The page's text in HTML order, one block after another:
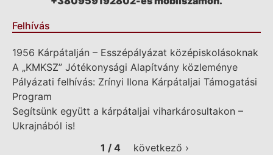
Felhívás
1956 Kárpátalján – Esszépályázat középiskolásoknak
A „KMKSZ” Jótékonysági Alapítvány közleménye
Pályázati felhívás: Zrínyi Ilona Kárpátaljai Támogatási
Program
Segítsünk együtt a kárpátaljai viharkárosultakon –
Ukrajnából is!
1 / 4
következő ›